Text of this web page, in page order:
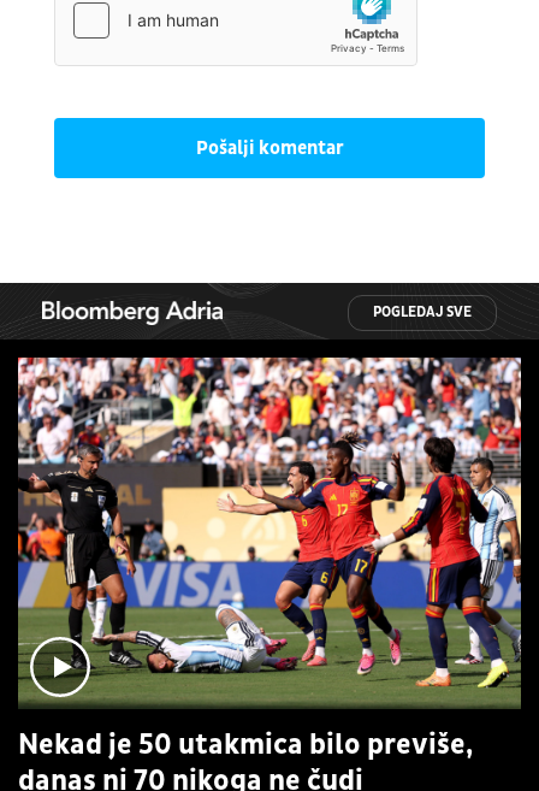
Pošalji komentar
POGLEDAJ SVE
Nekad je 50 utakmica bilo previše,
danas ni 70 nikoga ne čudi